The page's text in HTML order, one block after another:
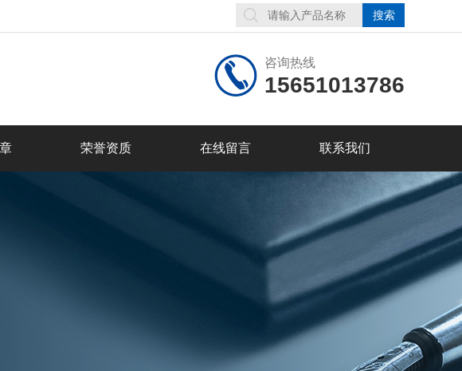
咨询热线
15651013786
荣誉资质 在线留言 联系我们